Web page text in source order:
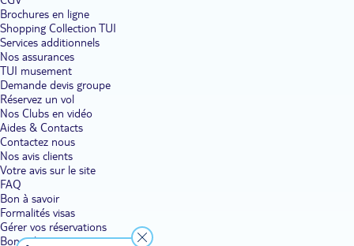
Brochures en ligne
Shopping Collection TUI
Services additionnels
Nos assurances
TUI musement
Demande devis groupe
Réservez un vol
Nos Clubs en vidéo
Aides & Contacts
Contactez nous
Nos avis clients
Votre avis sur le site
FAQ
Bon à savoir
Formalités visas
Gérer vos réservations
Bons plans voyage